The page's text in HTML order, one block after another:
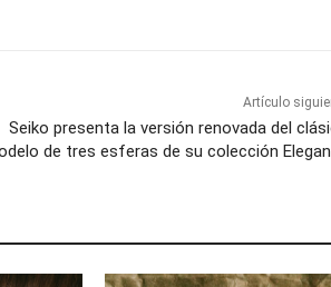
Artículo
Seiko presenta la versión renovada del
de tres esferas de su colección